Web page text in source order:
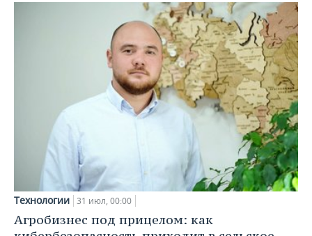
Технологии 31 июл, 00:00
Агробизнес под прицелом: как